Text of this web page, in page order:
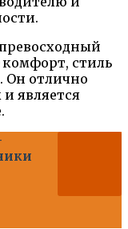
стиль
Он отлично
является